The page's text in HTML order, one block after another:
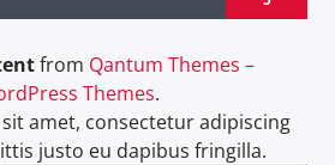
from Qantum Themes –
Themes.
amet, consectetur adipiscing
justo eu dapibus fringilla.